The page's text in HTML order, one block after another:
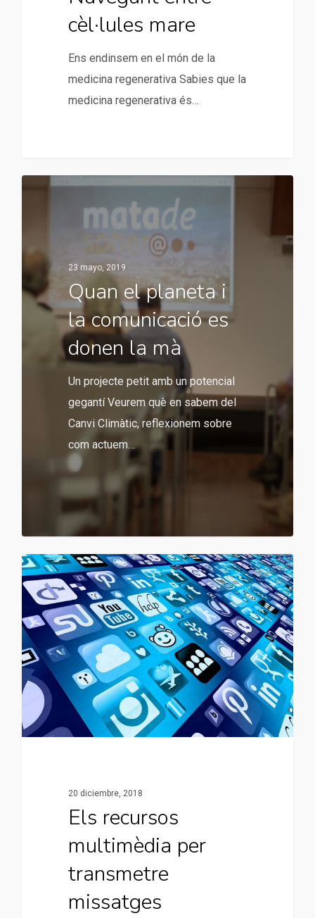
cèl·lules mare
Ens endinsem en el món de la
medicina regenerativa Sabies que la
medicina regenerativa és…
23 mayo, 2019
Quan el planeta i
la comunicació es
donen la mà
Un projecte petit amb un potencial
gegantí Veurem què en sabem del
Canvi Climàtic, reflexionem sobre
com actuem…
20 diciembre, 2018
Els recursos
multimèdia per
transmetre
missatges